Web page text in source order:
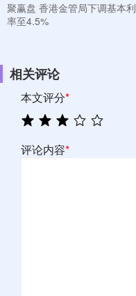
聚赢盘 香港金管局下调基本利
率至4.5%
相关评论
本文评分*
评论内容*